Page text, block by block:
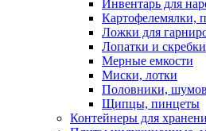
Инвентарь для
Картофелемялки,
Ложки для
Лопатки и скребки
Мерные емкости
Миски, лотки
Половники,
Щипцы, пинцеты
Контейнеры для